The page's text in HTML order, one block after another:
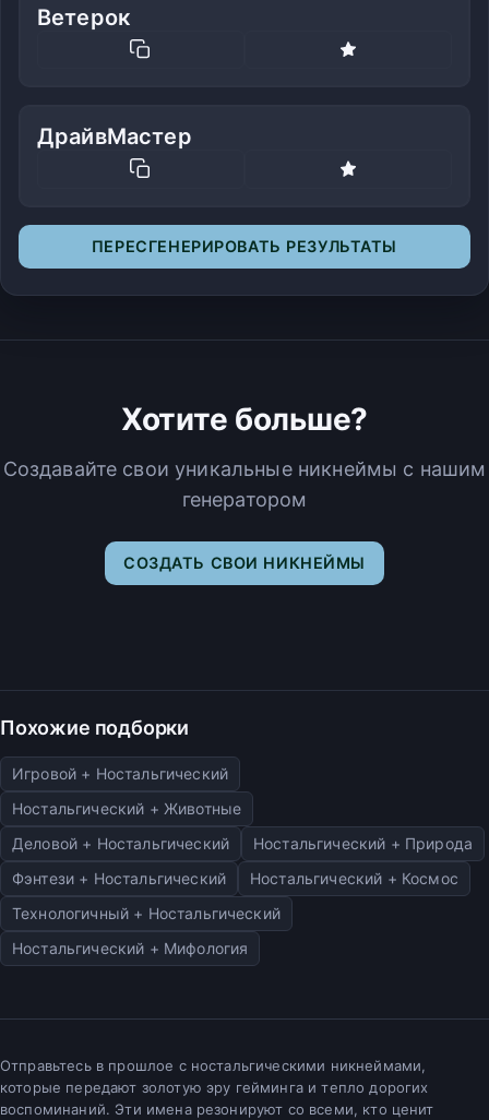
Ветерок
ДрайвМастер
ПЕРЕСГЕНЕРИРОВАТЬ РЕЗУЛЬТАТЫ
Хотите больше?
Создавайте свои уникальные никнеймы с нашим
генератором
СОЗДАТЬ СВОИ НИКНЕЙМЫ
Похожие подборки
Игровой + Ностальгический
Ностальгический + Животные
Деловой + Ностальгический
Ностальгический + Природа
Фэнтези + Ностальгический
Ностальгический + Космос
Технологичный + Ностальгический
Ностальгический + Мифология
Отправьтесь в прошлое с ностальгическими никнеймами,
которые передают золотую эру гейминга и тепло дорогих
воспоминаний. Эти имена резонируют со всеми, кто ценит